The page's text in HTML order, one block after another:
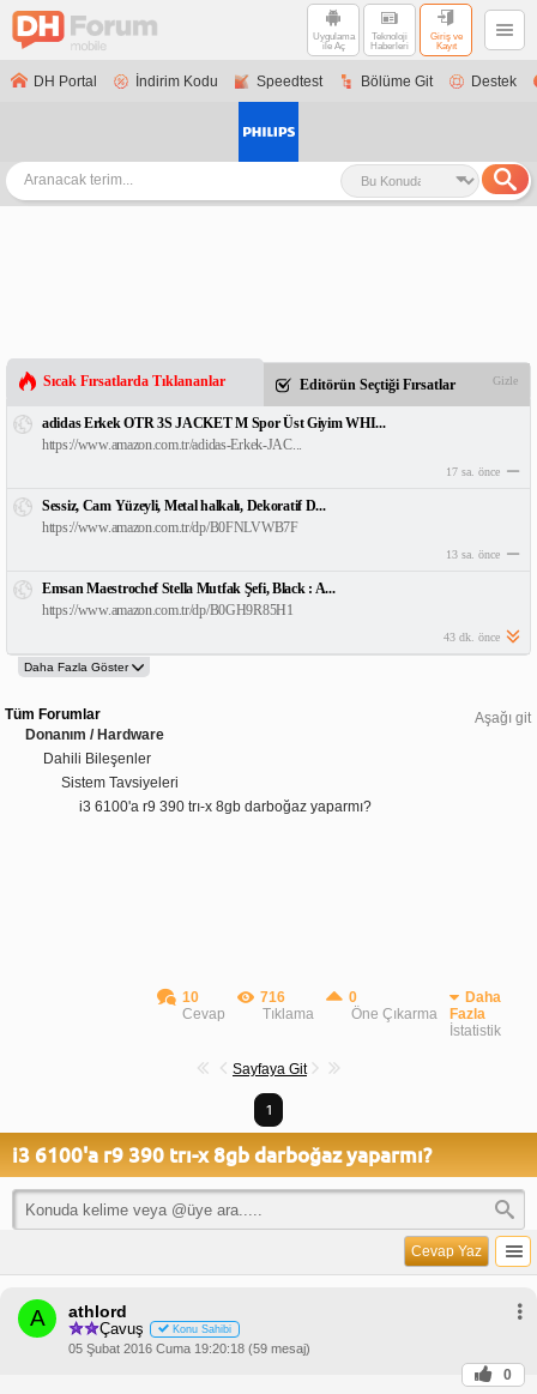
Uygulama
ile Aç
Teknoloji
Haberleri
Giriş ve
Kayıt
DH Portal İndirim Kodu Speedtest Bölüme Git Destek
Sıcak Fırsatlarda Tıklananlar Editörün Seçtiği Fırsatlar Gizle
adidas Erkek OTR 3S JACKET M Spor Üst Giyim WHI...
https://www.amazon.com.tr/adidas-Erkek-JAC...
17 sa. önce
Sessiz, Cam Yüzeyli, Metal halkalı, Dekoratif D...
https://www.amazon.com.tr/dp/B0FNLVWB7F
13 sa. önce
Emsan Maestrochef Stella Mutfak Şefi, Black : A...
https://www.amazon.com.tr/dp/B0GH9R85H1
43 dk. önce
Aşağı git
Tüm Forumlar
Donanım / Hardware
Dahili Bileşenler
Sistem Tavsiyeleri
i3 6100'a r9 390 trı-x 8gb darboğaz yaparmı?
10
Cevap
716
Tıklama
0
Öne Çıkarma
Daha
Fazla
İstatistik
Sayfaya Git
1
i3 6100'a r9 390 trı-x 8gb darboğaz yaparmı?
Cevap Yaz
A athlord
Çavuş Konu Sahibi
05 Şubat 2016 Cuma 19:20:18 (59 mesaj)
0